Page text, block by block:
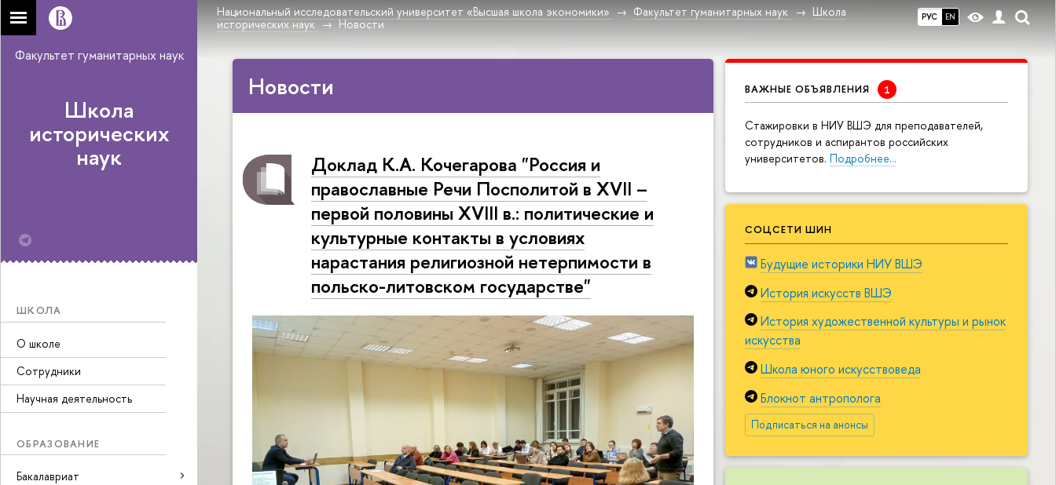
РУС EN
Национальный исследовательский университет «Высшая школа экономики» Факультет гуманитарных наук
Школа
исторических наук
Новости
Факультет гуманитарных наук
Школа
исторических
наук
ШКОЛА
О школе
Сотрудники
Научная деятельность
ОБРАЗОВАНИЕ
Бакалавриат
ВАЖНЫЕ ОБЪЯВЛЕНИЯ
Cтажировки в НИУ ВШЭ для преподавателей,
сотрудников и аспирантов российских
университетов. Подробнее…
СОЦСЕТИ ШИН
Будущие историки НИУ ВШЭ
История искусств ВШЭ
История художественной культуры и рынок
искусства
Школа юного искусствоведа
Блокнот антрополога
Подписаться на анонсы
Новости
Доклад К.А. Кочегарова "Россия и
православные Речи Посполитой в XVII –
первой половины XVIII в.: политические и
культурные контакты в условиях
нарастания религиозной нетерпимости в
польско-литовском государстве"